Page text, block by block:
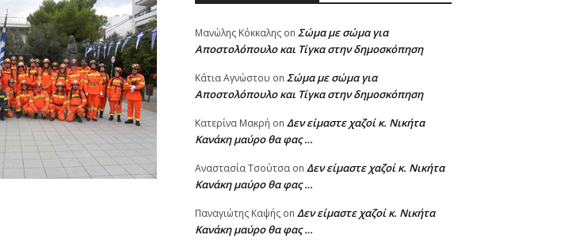
Μανώλης Κόκκαλης on Σώμα με σώμα για
Αποστολόπουλο και Τίγκα στην δημοσκόπηση
Κάτια Αγνώστου on Σώμα με σώμα για
Αποστολόπουλο και Τίγκα στην δημοσκόπηση
Κατερίνα Μακρή on Δεν είμαστε χαζοί κ. Νικήτα
Κανάκη μαύρο θα φας …
Αναστασία Τσούτσα on Δεν είμαστε χαζοί κ. Νικήτα
Κανάκη μαύρο θα φας …
Παναγιώτης Καψής on Δεν είμαστε χαζοί κ. Νικήτα
Κανάκη μαύρο θα φας …